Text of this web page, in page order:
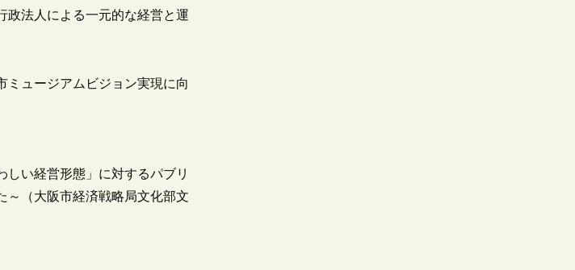
政法人による一元的な経営と運
ミュージアムビジョン実現に向
い経営形態」に対するパブリ
～（大阪市経済戦略局文化部文